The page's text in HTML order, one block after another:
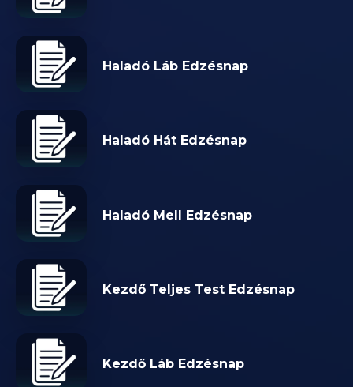
Haladó Láb Edzésnap
Haladó Hát Edzésnap
Haladó Mell Edzésnap
Kezdő Teljes Test Edzésnap
Kezdő Láb Edzésnap